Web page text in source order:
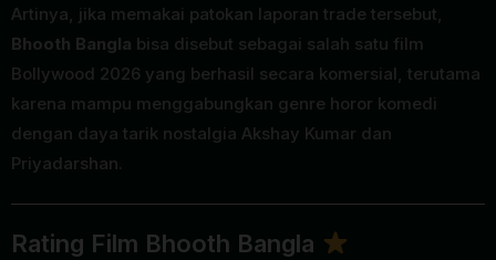
Artinya, jika memakai patokan laporan trade tersebut,
Bhooth Bangla bisa disebut sebagai salah satu film
Bollywood 2026 yang berhasil secara komersial, terutama
karena mampu menggabungkan genre horor komedi
dengan daya tarik nostalgia Akshay Kumar dan
Priyadarshan.
Rating Film Bhooth Bangla